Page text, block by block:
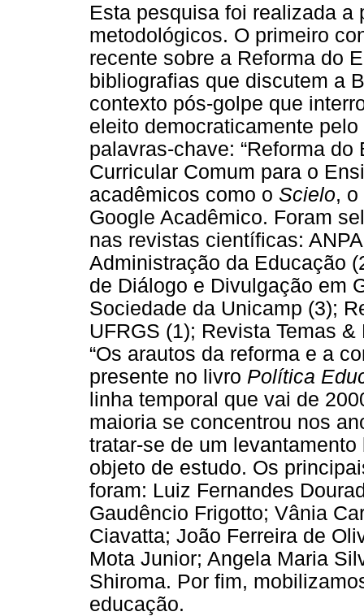
Esta pesquisa foi realizada a
metodológicos. O primeiro
recente sobre a Reforma do
bibliografias que discutem a
contexto pós-golpe que
eleito democraticamente
palavras-chave: “Reforma do
Curricular Comum para o
acadêmicos como o Scielo,
Google Acadêmico. Foram
nas revistas científicas:
Administração da Educação
de Diálogo e Divulgação em
Sociedade da Unicamp (3);
UFRGS (1); Revista Temas
“Os arautos da reforma e a
presente no livro Política
linha temporal que vai de
maioria se concentrou nos
tratar-se de um
objeto de estudo. Os
foram: Luiz Fernandes
Gaudêncio Frigotto; Vânia
Ciavatta; João Ferreira de
Mota Junior; Angela Maria
Shiroma. Por fim,
educação.